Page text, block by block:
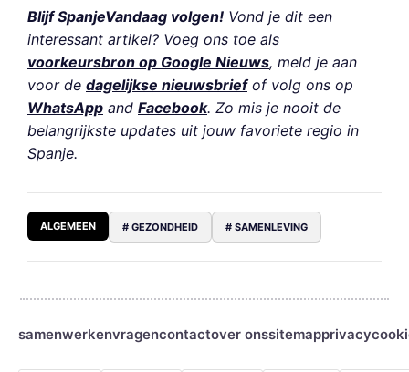
Blijf SpanjeVandaag volgen! Vond je dit een
interessant artikel? Voeg ons toe als
voorkeursbron op Google Nieuws, meld je aan
voor de dagelijkse nieuwsbriefof volg ons op
WhatsApp and Facebook. Zo mis je nooit de
belangrijkste updates uit jouw favoriete regio in
Spanje.
ALGEMEEN # GEZONDHEID # SAMENLEVING
samenwerkenvragencontactover onssitemapprivacy